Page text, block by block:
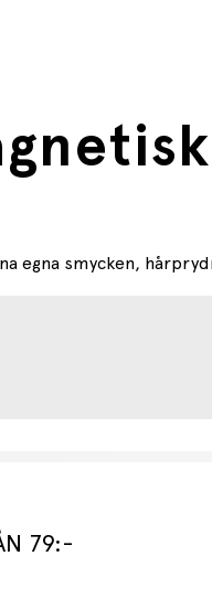
egna smycken,
79:-